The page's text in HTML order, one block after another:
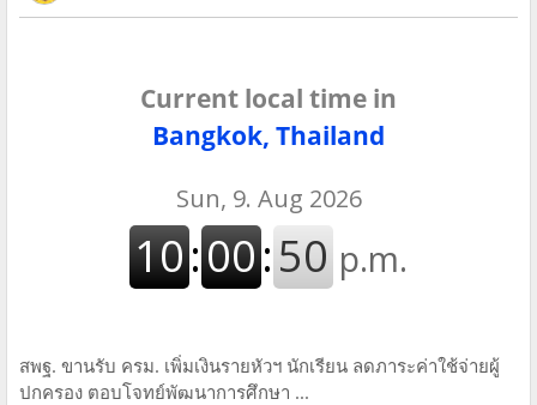
Current local time in
Bangkok, Thailand
สพฐ. ขานรับ ครม. เพิ่มเงินรายหัวฯ นักเรียน ลดภาระค่าใช้จ่ายผู้
ปกครอง ตอบโจทย์พัฒนาการศึกษา ...